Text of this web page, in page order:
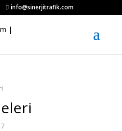
info@sinerjitrafik.com